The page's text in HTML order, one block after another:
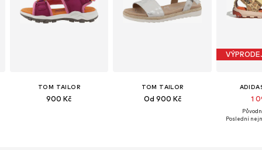
TOM TAILOR
900 Kč
TOM TAILOR
Od 900 Kč 1
Poslední